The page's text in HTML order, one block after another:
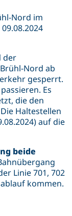
Nord im
der
Nord ab
gesperrt.
Es
die den
Haltestellen
auf die
beide
Linie 701, 702
kommen.